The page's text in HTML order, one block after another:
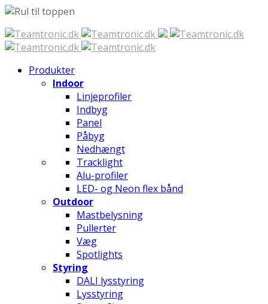
Spring
til
Produkter
Indoor
Linjeprofiler
Indbyg
Panel
Påbyg
Nedhængt
Tracklight
Alu-profiler
LED- og Neon flex bånd
Outdoor
Mastbelysning
Pullerter
Væg
Spotlights
Styring
DALI lysstyring
Lysstyring